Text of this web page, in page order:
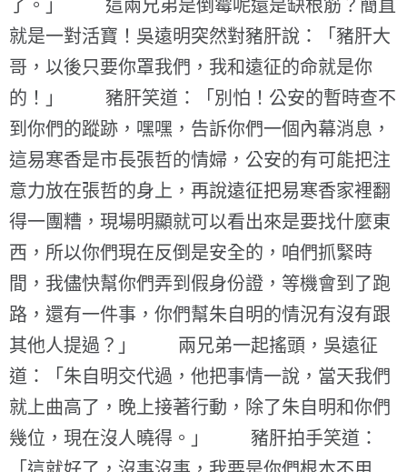
了。」 這兩兄弟是倒霉呢還是缺根筋？簡直
就是一對活寶！吳遠明突然對豬肝說：「豬肝大
哥，以後只要你罩我們，我和遠征的命就是你
的！」 豬肝笑道：「別怕！公安的暫時查不
到你們的蹤跡，嘿嘿，告訴你們一個內幕消息，
這易寒香是市長張哲的情婦，公安的有可能把注
意力放在張哲的身上，再說遠征把易寒香家裡翻
得一團糟，現場明顯就可以看出來是要找什麼東
西，所以你們現在反倒是安全的，咱們抓緊時
間，我儘快幫你們弄到假身份證，等機會到了跑
路，還有一件事，你們幫朱自明的情況有沒有跟
其他人提過？」 兩兄弟一起搖頭，吳遠征
道：「朱自明交代過，他把事情一說，當天我們
就上曲高了，晚上接著行動，除了朱自明和你們
幾位，現在沒人曉得。」 豬肝拍手笑道：